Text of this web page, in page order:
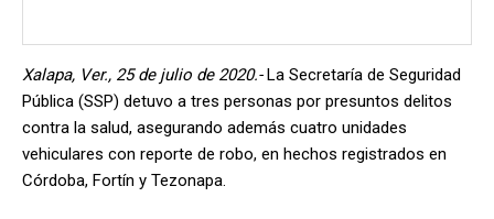
Xalapa, Ver., 25 de julio de 2020.-La Secretaría de Seguridad
Pública (SSP) detuvo a tres personas por presuntos delitos
contra la salud, asegurando además cuatro unidades
vehiculares con reporte de robo, en hechos registrados en
Córdoba, Fortín y Tezonapa.